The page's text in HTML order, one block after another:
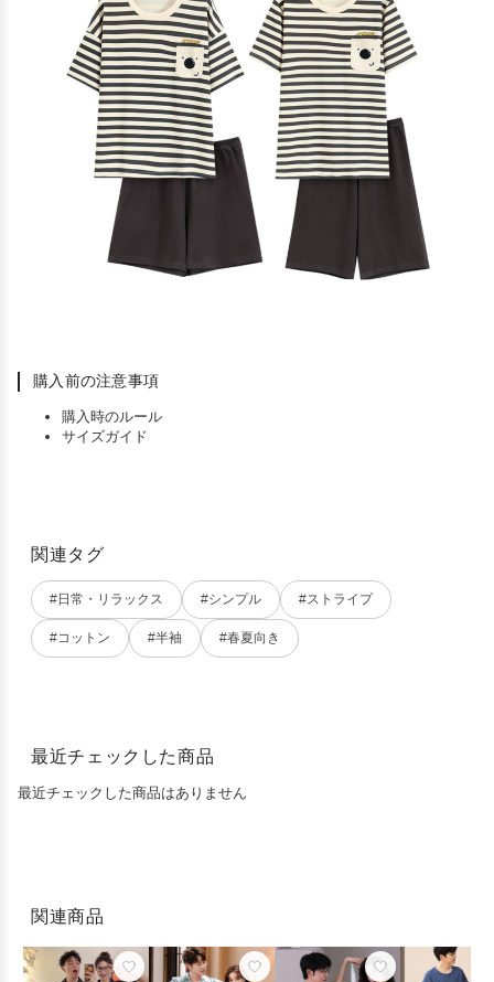
購入前の注意事項
購入時のルール
サイズガイド
関連タグ
#日常・リラックス #シンプル #ストライプ
#コットン #半袖 #春夏向き
最近チェックした商品
最近チェックした商品はありません
関連商品